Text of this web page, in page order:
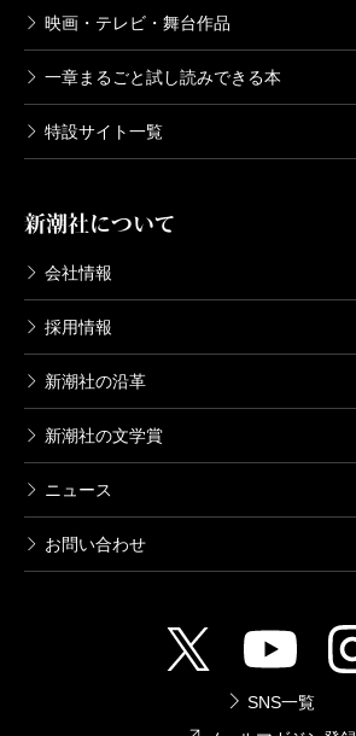
映画・テレビ・舞台作品
一章まるごと試し読みできる本
特設サイト一覧
新潮社について
会社情報
採用情報
新潮社の沿革
新潮社の文学賞
ニュース
お問い合わせ
SNS一覧